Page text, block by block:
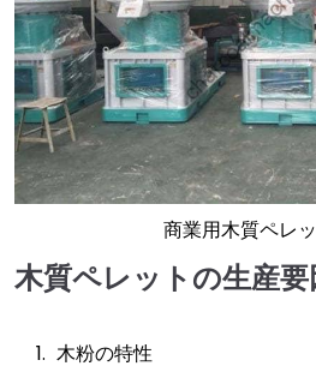
商業用木質ペレ
木質ペレットの生産
木粉の特性